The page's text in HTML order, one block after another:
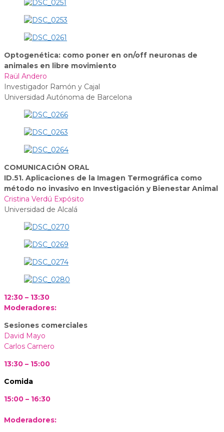
Optogenética: como poner en on/off neuronas de
animales en libre movimiento
Raül Andero
Investigador Ramón y Cajal
Universidad Autónoma de Barcelona
COMUNICACIÓN ORAL
ID.51. Aplicaciones de la Imagen Termográfica como
método no invasivo en Investigación y Bienestar Animal
Cristina Verdú Expósito
Universidad de Alcalá
12:30 – 13:30
Moderadores:
Sesiones comerciales
David Mayo
Carlos Carnero
13:30 – 15:00
Comida
15:00 – 16:30
Moderadores: